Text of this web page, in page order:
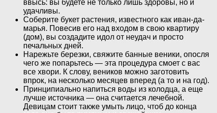
ввысь: вы будете не только лишь здоровы, но и
удачливы.
Соберите букет растения, известного как иван-да-
марья. Повесив его над входом в свою квартиру
(дом), вы создадите идол от неудач и просто
печальных дней.
Нарежьте березки, свяжите банные веники, опосля
чего же попарьтесь — эта процедура смоет с вас
все хвори. К слову, веников можно заготовить
впрок, на несколько месяцев вперед (а то и на год).
Принципиально напиться воды из колодца, а еще
лучше источника — она считается лечебной.
Девицам стоит также умыть лицо, чтоб до конца